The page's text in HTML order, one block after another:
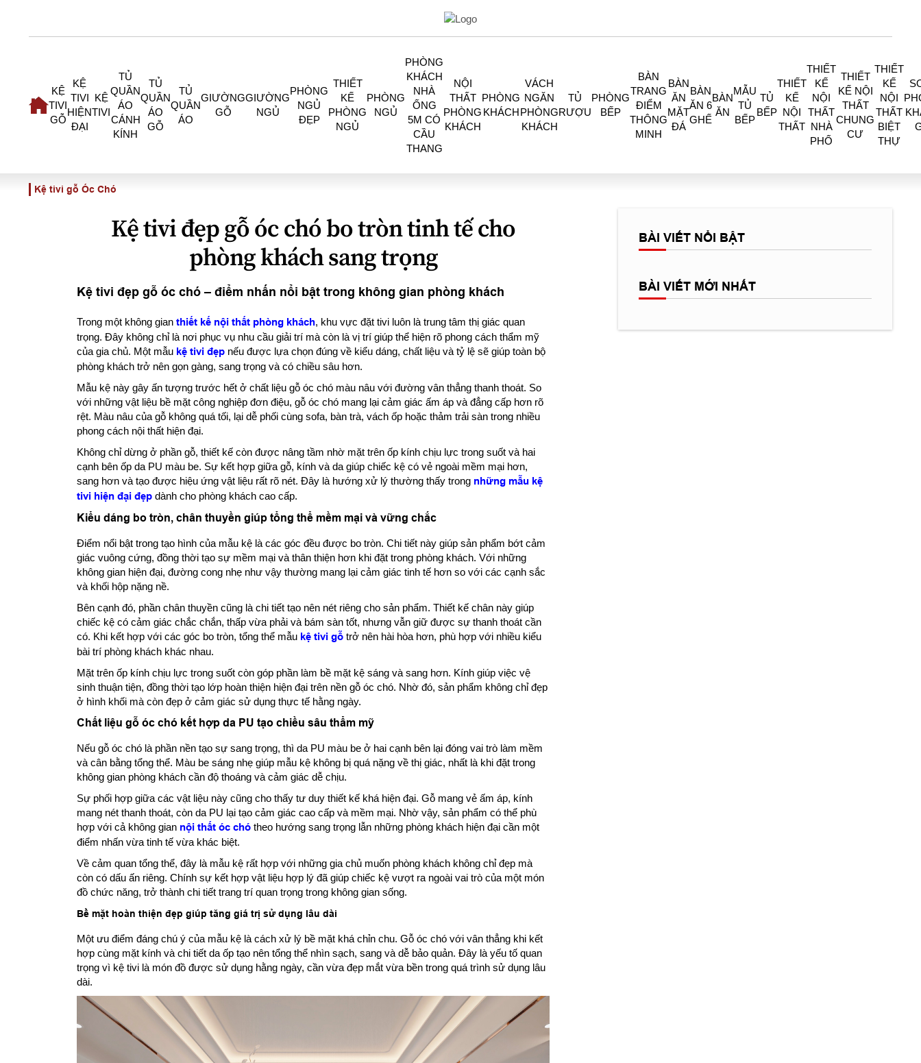
KỆ
TIVI
GỖ
KỆ
TIVI
HIỆN
ĐẠI
KỆ
TIVI
TỦ
QUẦN
ÁO
CÁNH
KÍNH
TỦ
QUẦN
ÁO
GỖ
TỦ
QUẦN
ÁO
GIƯỜNG
GỖ
GIƯỜNG
NGỦ
PHÒNG
NGỦ
ĐẸP
THIẾT
KẾ
PHÒNG
NGỦ
PHÒNG
NGỦ
PHÒNG
KHÁCH
NHÀ
ỐNG
5M CÓ
CẦU
THANG
NỘI
THẤT
PHÒNG
KHÁCH
PHÒNG
KHÁCH
VÁCH
NGĂN
PHÒNG
KHÁCH
TỦ
RƯỢU
PHÒNG
BẾP
BÀN
TRANG
ĐIỂM
THÔNG
MINH
BÀN
ĂN
MẶT
ĐÁ
BÀN
ĂN 6
GHẾ
BÀN
ĂN
MẪU
TỦ
BẾP
TỦ
BẾP
THIẾT
KẾ
NỘI
THẤT
THIẾT
KẾ
NỘI
THẤT
NHÀ
PHỐ
THIẾT
KẾ NỘI
THẤT
CHUNG
CƯ
THIẾT
KẾ
NỘI
THẤT
BIỆT
THỰ
Kệ tivi gỗ Óc Chó
Kệ tivi đẹp gỗ óc chó bo tròn tinh tế cho
phòng khách sang trọng
Kệ tivi đẹp gỗ óc chó – điểm nhấn nổi bật trong không gian phòng khách
Trong một không gian thiết kế nội thất phòng khách, khu vực đặt tivi luôn là trung tâm thị giác quan
trọng. Đây không chỉ là nơi phục vụ nhu cầu giải trí mà còn là vị trí giúp thể hiện rõ phong cách thẩm mỹ
của gia chủ. Một mẫu kệ tivi đẹp nếu được lựa chọn đúng về kiểu dáng, chất liệu và tỷ lệ sẽ giúp toàn bộ
phòng khách trở nên gọn gàng, sang trọng và có chiều sâu hơn.
Mẫu kệ này gây ấn tượng trước hết ở chất liệu gỗ óc chó màu nâu với đường vân thẳng thanh thoát. So
với những vật liệu bề mặt công nghiệp đơn điệu, gỗ óc chó mang lại cảm giác ấm áp và đẳng cấp hơn rõ
rệt. Màu nâu của gỗ không quá tối, lại dễ phối cùng sofa, bàn trà, vách ốp hoặc thảm trải sàn trong nhiều
phong cách nội thất hiện đại.
Không chỉ dừng ở phần gỗ, thiết kế còn được nâng tầm nhờ mặt trên ốp kính chịu lực trong suốt và hai
cạnh bên ốp da PU màu be. Sự kết hợp giữa gỗ, kính và da giúp chiếc kệ có vẻ ngoài mềm mại hơn,
sang hơn và tạo được hiệu ứng vật liệu rất rõ nét. Đây là hướng xử lý thường thấy trong những mẫu kệ
tivi hiện đại đẹp dành cho phòng khách cao cấp.
Kiểu dáng bo tròn, chân thuyền giúp tổng thể mềm mại và vững chắc
Điểm nổi bật trong tạo hình của mẫu kệ là các góc đều được bo tròn. Chi tiết này giúp sản phẩm bớt cảm
giác vuông cứng, đồng thời tạo sự mềm mại và thân thiện hơn khi đặt trong phòng khách. Với những
không gian hiện đại, đường cong nhẹ như vậy thường mang lại cảm giác tinh tế hơn so với các cạnh sắc
và khối hộp nặng nề.
Bên cạnh đó, phần chân thuyền cũng là chi tiết tạo nên nét riêng cho sản phẩm. Thiết kế chân này giúp
chiếc kệ có cảm giác chắc chắn, thấp vừa phải và bám sàn tốt, nhưng vẫn giữ được sự thanh thoát cần
có. Khi kết hợp với các góc bo tròn, tổng thể mẫu kệ tivi gỗ trở nên hài hòa hơn, phù hợp với nhiều kiểu
bài trí phòng khách khác nhau.
Mặt trên ốp kính chịu lực trong suốt còn góp phần làm bề mặt kệ sáng và sang hơn. Kính giúp việc vệ
sinh thuận tiện, đồng thời tạo lớp hoàn thiện hiện đại trên nền gỗ óc chó. Nhờ đó, sản phẩm không chỉ đẹp
ở hình khối mà còn đẹp ở cảm giác sử dụng thực tế hằng ngày.
Chất liệu gỗ óc chó kết hợp da PU tạo chiều sâu thẩm mỹ
Nếu gỗ óc chó là phần nền tạo sự sang trọng, thì da PU màu be ở hai cạnh bên lại đóng vai trò làm mềm
và cân bằng tổng thể. Màu be sáng nhẹ giúp mẫu kệ không bị quá nặng về thị giác, nhất là khi đặt trong
không gian phòng khách cần độ thoáng và cảm giác dễ chịu.
Sự phối hợp giữa các vật liệu này cũng cho thấy tư duy thiết kế khá hiện đại. Gỗ mang vẻ ấm áp, kính
mang nét thanh thoát, còn da PU lại tạo cảm giác cao cấp và mềm mại. Nhờ vậy, sản phẩm có thể phù
hợp với cả không gian nội thất óc chó theo hướng sang trọng lẫn những phòng khách hiện đại cần một
điểm nhấn vừa tinh tế vừa khác biệt.
Về cảm quan tổng thể, đây là mẫu kệ rất hợp với những gia chủ muốn phòng khách không chỉ đẹp mà
còn có dấu ấn riêng. Chính sự kết hợp vật liệu hợp lý đã giúp chiếc kệ vượt ra ngoài vai trò của một món
đồ chức năng, trở thành chi tiết trang trí quan trọng trong không gian sống.
Bề mặt hoàn thiện đẹp giúp tăng giá trị sử dụng lâu dài
Một ưu điểm đáng chú ý của mẫu kệ là cách xử lý bề mặt khá chỉn chu. Gỗ óc chó với vân thẳng khi kết
hợp cùng mặt kính và chi tiết da ốp tạo nên tổng thể nhìn sạch, sang và dễ bảo quản. Đây là yếu tố quan
trọng vì kệ tivi là món đồ được sử dụng hằng ngày, cần vừa đẹp mắt vừa bền trong quá trình sử dụng lâu
dài.
BÀI VIẾT NỔI BẬT
BÀI VIẾT MỚI NHẤT